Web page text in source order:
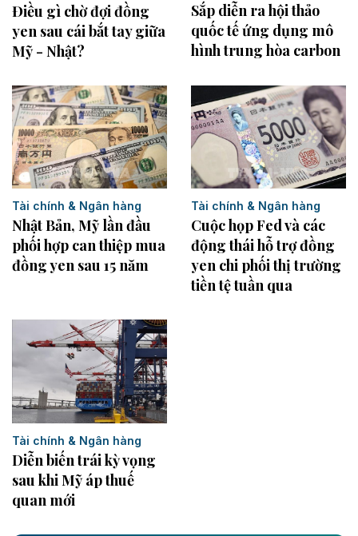
Điều gì chờ đợi đồng
yen sau cái bắt tay giữa
Mỹ - Nhật?
Sắp diễn ra hội thảo
quốc tế ứng dụng mô
hình trung hòa carbon
Tài chính & Ngân hàng
Nhật Bản, Mỹ lần đầu
phối hợp can thiệp mua
đồng yen sau 15 năm
Tài chính & Ngân hàng
Cuộc họp Fed và các
động thái hỗ trợ đồng
yen chi phối thị trường
tiền tệ tuần qua
Tài chính & Ngân hàng
Diễn biến trái kỳ vọng
sau khi Mỹ áp thuế
quan mới